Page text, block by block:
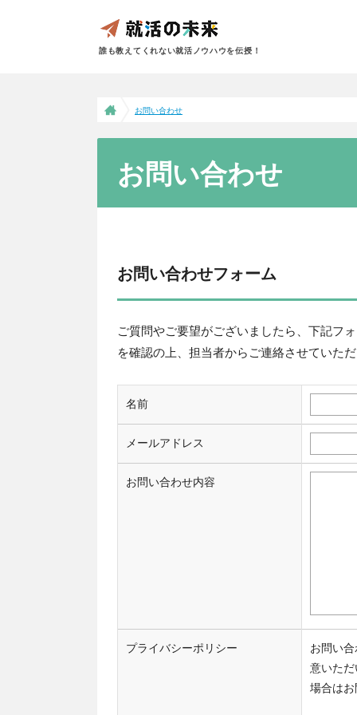
誰も教えてくれない就活ノウハウを伝授！
お問い合わせ
お問い合わせ
お問い合わせフォーム
ご質問やご要望がございましたら、下記フ
を確認の上、担当者からご連絡させていた
名前
メールアドレス
お問い合わせ内容
プライバシーポリシー
お問い
意いた
場合は